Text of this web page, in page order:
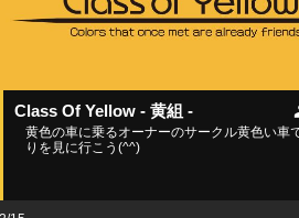
Class Of Yellow - 黄組 -
黄色の車に乗るオーナーのサークル黄色い車
りを見に行こう(^^)